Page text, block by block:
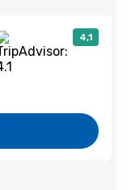
4,1